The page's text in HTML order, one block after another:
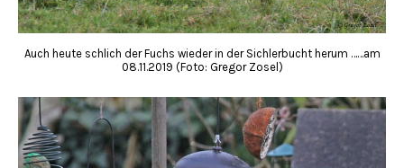
Auch heute schlich der Fuchs wieder in der Sichlerbucht herum ……am
08.11.2019 (Foto: Gregor Zosel)